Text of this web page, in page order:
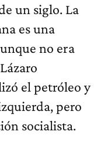
un siglo. La
es una
no era
el petróleo y
pero
socialista.